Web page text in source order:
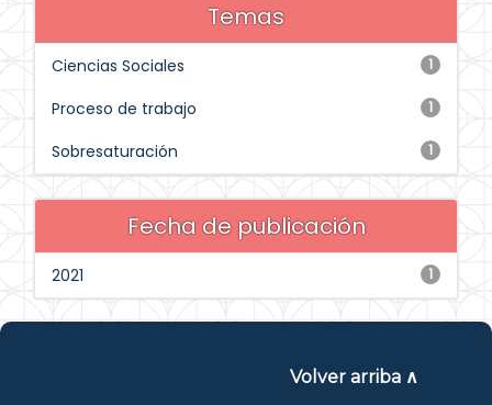
Temas
1
Ciencias Sociales
1
Proceso de trabajo
1
Sobresaturación
Fecha de publicación
1
2021
Volver arriba ∧